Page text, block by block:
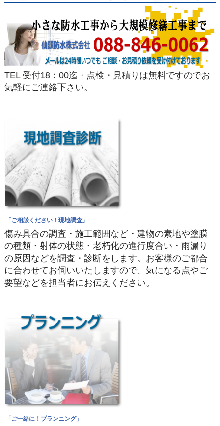
TEL 受付18：00迄・点検・見積りは無料ですのでお
気軽にご連絡下さい。
「ご相談ください！現地調査」
傷み具合の調査・施工範囲など・建物の素地や塗膜
の種類・射体の状態・老朽化の進行度合い・雨漏り
の原因などを調査・診断をします。お客様のご都合
に合わせてお伺いいたしますので、気になる点やご
要望などを担当者にお伝えください。
「ご一緒に！プランニング」